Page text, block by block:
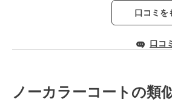
口コミを
口コ
ノーカラーコートの類